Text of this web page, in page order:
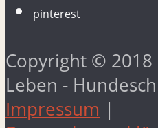
pinterest
Copyright ©
Leben -
Impressum |